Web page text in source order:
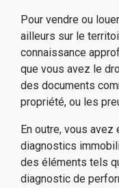
Pour vendre ou
ailleurs sur le
connaissance
que vous avez le
des documents
propriété, ou les
En outre, vous
diagnostics
des éléments tels
diagnostic de